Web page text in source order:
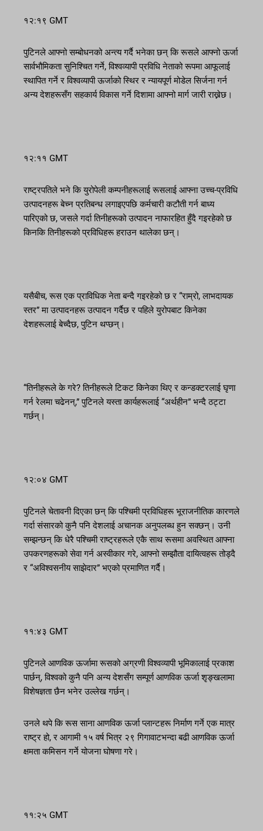
१२:१९ GMT
पुटिनले आफ्नो सम्बोधनको अन्त्य गर्दै भनेका छन् कि रूसले आफ्नो ऊर्जा
सार्वभौमिकता सुनिश्चित गर्ने, विश्वव्यापी प्रविधि नेताको रूपमा आफूलाई
स्थापित गर्ने र विश्वव्यापी ऊर्जाको स्थिर र न्यायपूर्ण मोडेल सिर्जना गर्न
अन्य देशहरूसँग सहकार्य विकास गर्ने दिशामा आफ्नो मार्ग जारी राख्नेछ।
१२:११ GMT
राष्ट्रपतिले भने कि युरोपेली कम्पनीहरूलाई रूसलाई आफ्ना उच्च-प्रविधि
उत्पादनहरू बेच्न प्रतिबन्ध लगाइएपछि कर्मचारी कटौती गर्न बाध्य
पारिएको छ, जसले गर्दा तिनीहरूको उत्पादन नाफारहित हुँदै गइरहेको छ
किनकि तिनीहरूको प्रविधिहरू हराउन थालेका छन्।
यसैबीच, रूस एक प्राविधिक नेता बन्दै गइरहेको छ र “राम्रो, लाभदायक
स्तर” मा उत्पादनहरू उत्पादन गर्दैछ र पहिले युरोपबाट किनेका
देशहरूलाई बेच्दैछ, पुटिन थप्छन्।
“तिनीहरूले के गरे? तिनीहरूले टिकट किनेका थिए र कन्डक्टरलाई घृणा
गर्न रेलमा चढेनन्,” पुटिनले यस्ता कार्यहरूलाई “अर्थहीन” भन्दै ठट्टा
गर्छन्।
१२:०४ GMT
पुटिनले चेतावनी दिएका छन् कि पश्चिमी प्रविधिहरू भूराजनीतिक कारणले
गर्दा संसारको कुनै पनि देशलाई अचानक अनुपलब्ध हुन सक्छन्। उनी
सम्झन्छन् कि धेरै पश्चिमी राष्ट्रहरूले एकै साथ रूसमा अवस्थित आफ्ना
उपकरणहरूको सेवा गर्न अस्वीकार गरे, आफ्नो सम्झौता दायित्वहरू तोड्दै
र “अविश्वसनीय साझेदार” भएको प्रमाणित गर्दै।
११:४३ GMT
पुटिनले आणविक ऊर्जामा रूसको अग्रणी विश्वव्यापी भूमिकालाई प्रकाश
पार्छन्, विश्वको कुनै पनि अन्य देशसँग सम्पूर्ण आणविक ऊर्जा शृङ्खलामा
विशेषज्ञता छैन भनेर उल्लेख गर्छन्।
उनले थपे कि रूस साना आणविक ऊर्जा प्लान्टहरू निर्माण गर्ने एक मात्र
राष्ट्र हो, र आगामी १५ वर्ष भित्र २९ गिगावाटभन्दा बढी आणविक ऊर्जा
क्षमता कमिसन गर्ने योजना घोषणा गरे।
११:२५ GMT